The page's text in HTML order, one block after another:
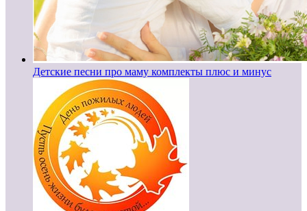
Детские песни про маму комплекты плюс и минус